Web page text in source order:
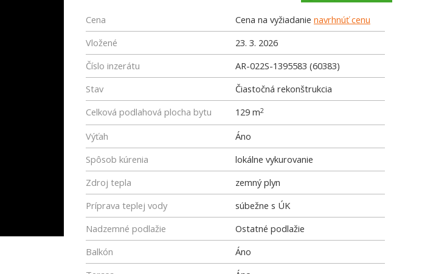
Cena Cena na vyžiadanie navrhnúť cenu
Vložené
23. 3. 2026
Číslo inzerátu
AR-022S-1395583 (60383)
Stav
Čiastočná rekonštrukcia
Celková podlahová plocha bytu
129 m2
Výťah
Áno
Spôsob kúrenia
lokálne vykurovanie
Zdroj tepla
zemný plyn
Príprava teplej vody
súbežne s ÚK
Nadzemné podlažie
Ostatné podlažie
Balkón
Áno